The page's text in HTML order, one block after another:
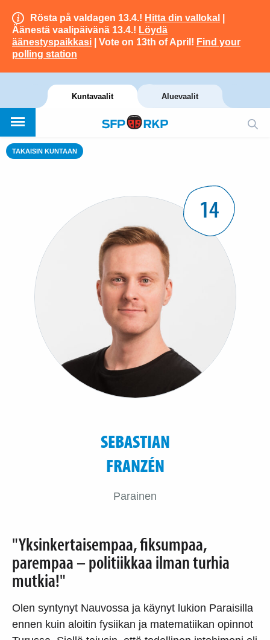
Rösta på valdagen 13.4.! Hitta din vallokal
Äänestä vaalipäivänä 13.4.! Löydä
äänestyspaikkasi | Vote on 13th of April! Find your
polling station
Kuntavaalit Aluevaalit
TAKAISIN KUNTAAN
14
SEBASTIAN
FRANZÉN
Parainen
"Yksinkertaisempaa, fiksumpaa,
parempaa – politiikkaa ilman turhia
mutkia!"
Olen syntynyt Nauvossa ja käynyt lukion Paraisilla
ennen kuin aloitin fysiikan ja matematiikan opinnot